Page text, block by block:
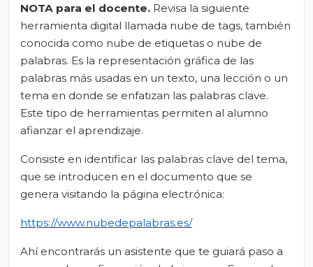
NOTA para el docente. Revisa la siguiente
herramienta digital llamada nube de tags, también
conocida como nube de etiquetas o nube de
palabras. Es la representación gráfica de las
palabras más usadas en un texto, una lección o un
tema en donde se enfatizan las palabras clave.
Este tipo de herramientas permiten al alumno
afianzar el aprendizaje.
Consiste en identificar las palabras clave del tema,
que se introducen en el documento que se
genera visitando la página electrónica:
https://www.nubedepalabras.es/
Ahí encontrarás un asistente que te guiará paso a